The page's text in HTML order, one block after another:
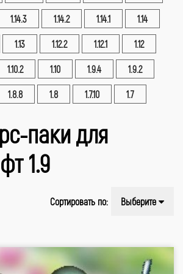
1.14.3 1.14.2 1.14.1 1.14
1.13 1.12.2 1.12.1 1.12
1.10.2 1.10 1.9.4 1.9.2
1.8.8 1.8 1.7.10 1.7
паки для
1.9
Сортировать по: Выберите